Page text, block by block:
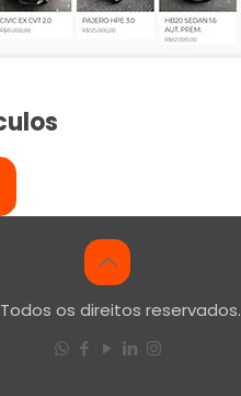
os direitos reservados.